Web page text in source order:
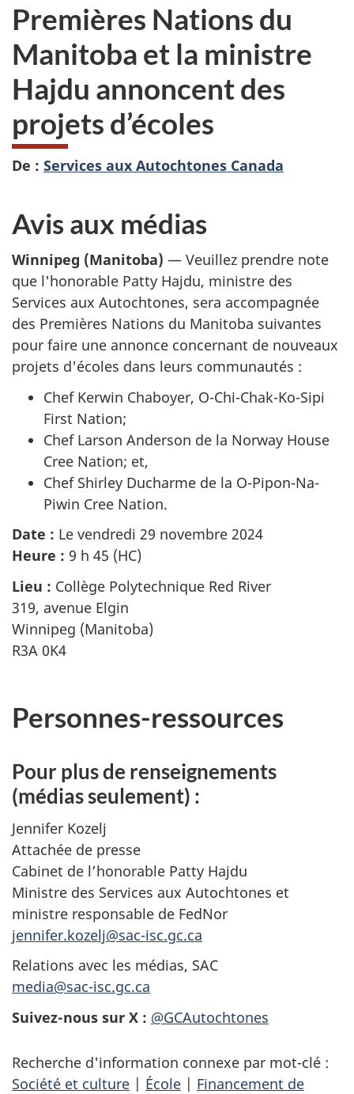
veux
pas
participer
au
sondage
du
site
web,
Premières Nations du
Manitoba et la ministre
Hajdu annoncent des
projets d’écoles
De : Services aux Autochtones Canada
Avis aux médias
Winnipeg (Manitoba) — Veuillez prendre note
que l'honorable Patty Hajdu, ministre des
Services aux Autochtones, sera accompagnée
des Premières Nations du Manitoba suivantes
pour faire une annonce concernant de nouveaux
projets d'écoles dans leurs communautés :
Chef Kerwin Chaboyer, O-Chi-Chak-Ko-Sipi
First Nation;
Chef Larson Anderson de la Norway House
Cree Nation; et,
Chef Shirley Ducharme de la O-Pipon-Na-
Piwin Cree Nation.
Date : Le vendredi 29 novembre 2024
Heure : 9 h 45 (HC)
Lieu : Collège Polytechnique Red River
319, avenue Elgin
Winnipeg (Manitoba)
R3A 0K4
Personnes-ressources
Pour plus de renseignements
(médias seulement) :
Jennifer Kozelj
Attachée de presse
Cabinet de l’honorable Patty Hajdu
Ministre des Services aux Autochtones et
ministre responsable de FedNor
jennifer.kozelj@sac-isc.gc.ca
Relations avec les médias, SAC
media@sac-isc.gc.ca
Suivez-nous sur X : @GCAutochtones
Recherche d'information connexe par mot-clé :
Société et culture | École | Financement de